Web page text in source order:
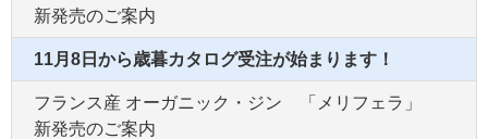
新発売のご案内
11月8日から歳暮カタログ受注が始まります！
フランス産 オーガニック・ジン 「メリフェラ」
新発売のご案内